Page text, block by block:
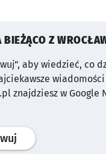
BIEŻĄCO Z
aby wiedzieć, co
wiadomości
znajdziesz w Google
profil